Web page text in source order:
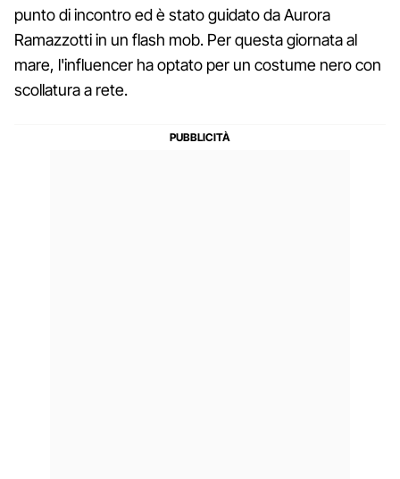
punto di incontro ed è stato guidato da Aurora
Ramazzotti in un flash mob. Per questa giornata al
mare, l'influencer ha optato per un costume nero con
scollatura a rete.